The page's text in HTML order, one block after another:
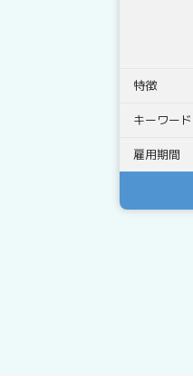
特徴
キーワード
雇用期間